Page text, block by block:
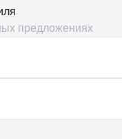
предложениях